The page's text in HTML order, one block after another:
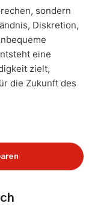
sondern
Diskretion,
eine
zielt,
die Zukunft des